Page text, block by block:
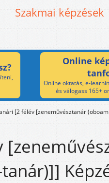
Szakmai képzések
Online
Online oktatás, e-
és válogass 165+
[2 félév [zeneművésztanár